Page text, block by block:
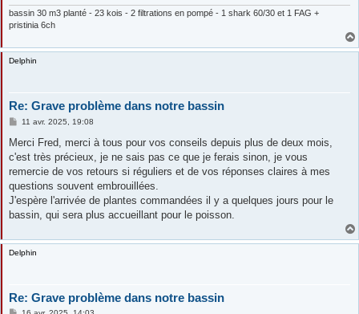
bassin 30 m3 planté - 23 kois - 2 filtrations en pompé - 1 shark 60/30 et 1 FAG +
pristinia 6ch
Delphin
Re: Grave problème dans notre bassin
M
s
a
g
11 avr. 2025, 19:08
Merci Fred, merci à tous pour vos conseils depuis plus de deux mois,
c'est très précieux, je ne sais pas ce que je ferais sinon, je vous
remercie de vos retours si réguliers et de vos réponses claires à mes
questions souvent embrouillées.
J'espère l'arrivée de plantes commandées il y a quelques jours pour le
bassin, qui sera plus accueillant pour le poisson.
Delphin
Re: Grave problème dans notre bassin
M